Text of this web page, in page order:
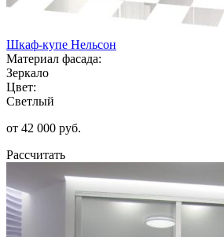
Шкаф-купе Нельсон
Материал фасада:
Зеркало
Цвет:
Светлый
от 42 000 руб.
Рассчитать